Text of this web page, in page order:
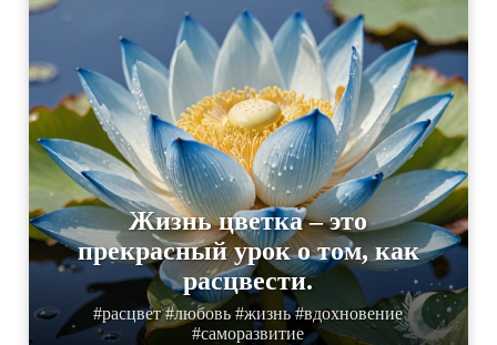
Жизнь цветка – это
прекрасный урок о том, как
расцвести.
#расцвет #любовь #жизнь #вдохновение
#саморазвитие